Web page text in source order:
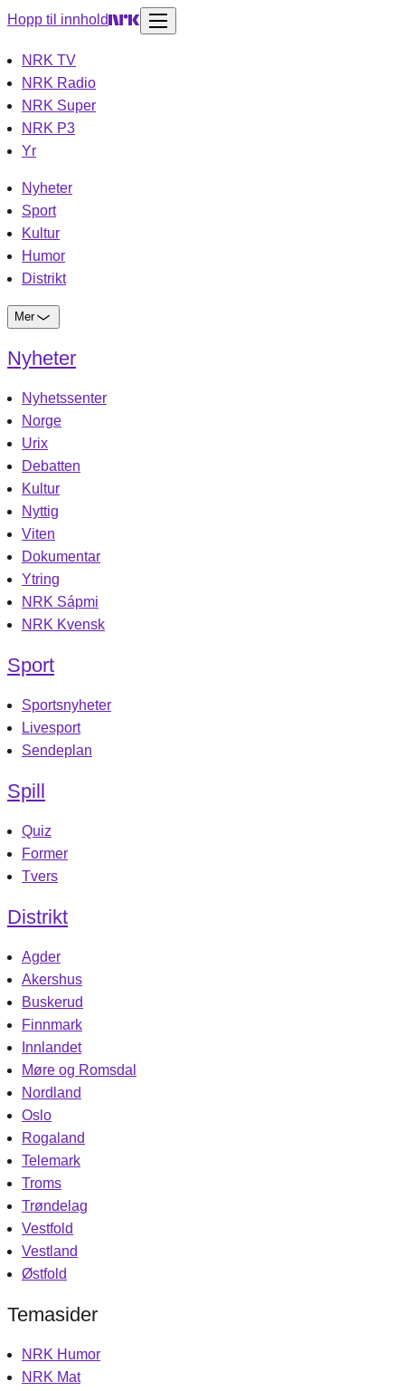
Hopp til innhold
NRK TV
NRK Radio
NRK Super
NRK P3
Yr
Nyheter
Sport
Kultur
Humor
Distrikt
Mer
Nyheter
Nyhetssenter
Norge
Urix
Debatten
Kultur
Nyttig
Viten
Dokumentar
Ytring
NRK Sápmi
NRK Kvensk
Sport
Sportsnyheter
Livesport
Sendeplan
Spill
Quiz
Former
Tvers
Distrikt
Agder
Akershus
Buskerud
Finnmark
Innlandet
Møre og Romsdal
Nordland
Oslo
Rogaland
Telemark
Troms
Trøndelag
Vestfold
Vestland
Østfold
Temasider
NRK Humor
NRK Mat